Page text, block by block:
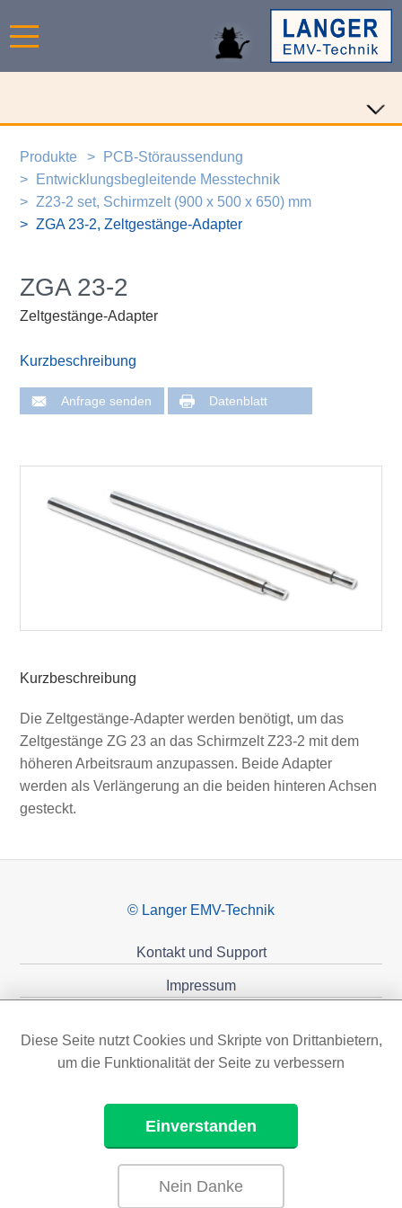
Produkte
PCB-Störaussendung
Entwicklungsbegleitende Messtechnik
Z23-2 set, Schirmzelt (900 x 500 x 650) mm
ZGA 23-2, Zeltgestänge-Adapter
ZGA 23-2
Zeltgestänge-Adapter
Kurzbeschreibung
Anfrage senden Datenblatt
Kurzbeschreibung
Die Zeltgestänge-Adapter werden benötigt, um das
Zeltgestänge ZG 23 an das Schirmzelt Z23-2 mit dem
höheren Arbeitsraum anzupassen. Beide Adapter
werden als Verlängerung an die beiden hinteren Achsen
gesteckt.
© Langer EMV-Technik
Kontakt und Support
Impressum
Diese Seite nutzt Cookies und Skripte von Drittanbietern,
um die Funktionalität der Seite zu verbessern
Einverstanden
Nein Danke